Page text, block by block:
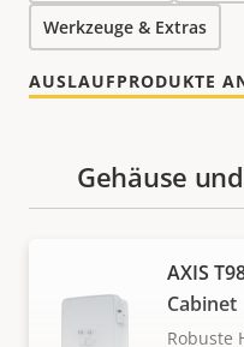
Werkzeuge & Extras
AUSLAUFPRODUKTE
Gehäuse
AXIS
Cabinet
Robuste